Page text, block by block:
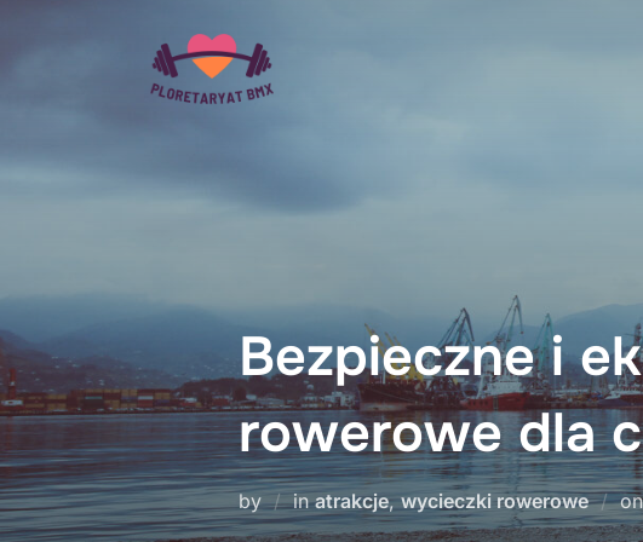
Bezpieczne i
rowerowe dla
by inatrakcje, wycieczki rowerowe